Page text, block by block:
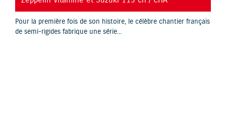
Pour la première fois de son histoire, le célèbre chantier français
de semi-rigides fabrique une série...